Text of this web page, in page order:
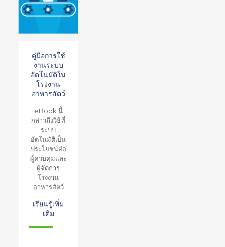
คู่มือการใช้
งานระบบ
อัตโนมัติใน
โรงงาน
อาหารสัตว์
eBook นี้
กล่าวถึงวิธีที่
ระบบ
อัตโนมัติเป็น
ประโยชน์ต่อ
ผู้ควบคุมและ
ผู้จัดการ
โรงงาน
อาหารสัตว์
เรียนรู้เพิ่ม
เติม